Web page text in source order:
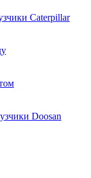
Caterpillar
Doosan